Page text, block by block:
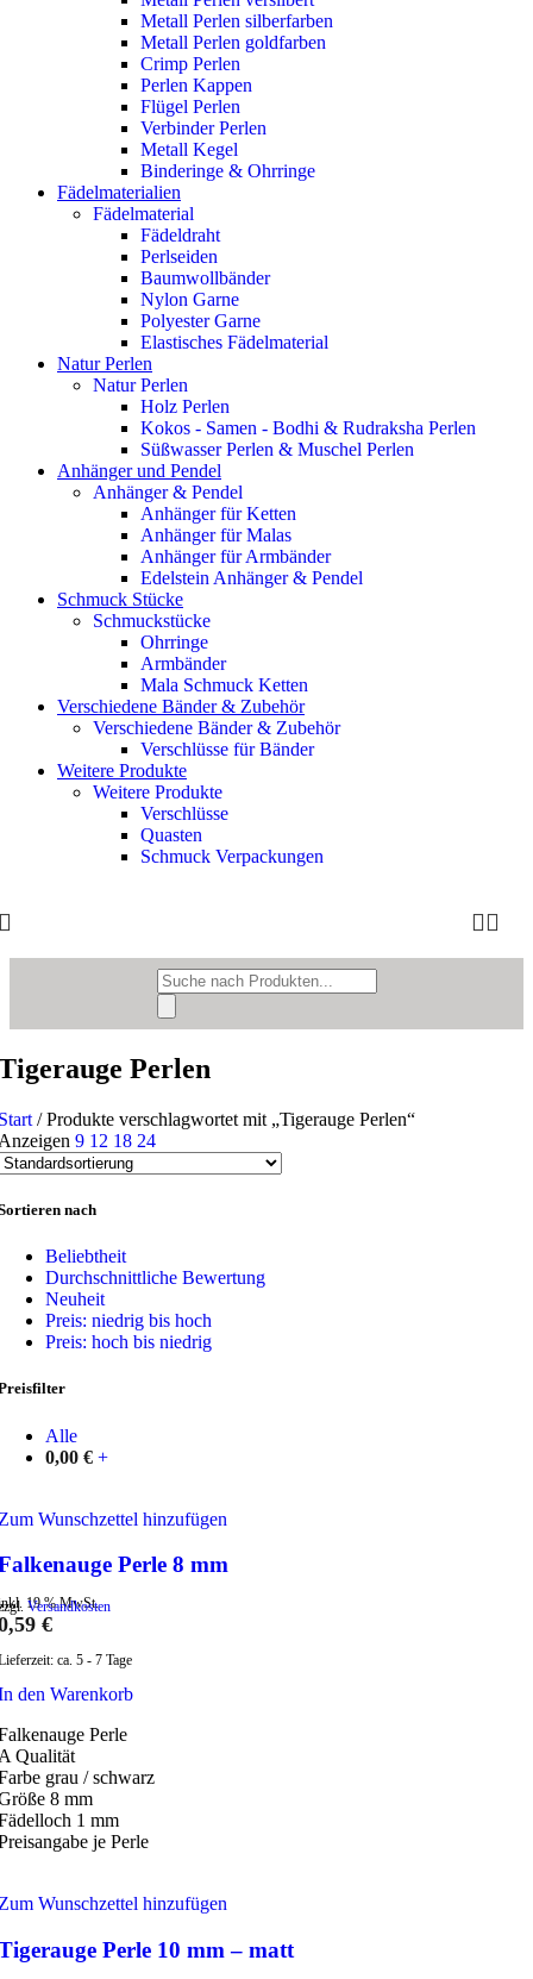
Metall Perlen silberfarben
Metall Perlen goldfarben
Crimp Perlen
Perlen Kappen
Flügel Perlen
Verbinder Perlen
Metall Kegel
Binderinge & Ohrringe
Fädelmaterialien
Fädelmaterial
Fädeldraht
Perlseiden
Baumwollbänder
Nylon Garne
Polyester Garne
Elastisches Fädelmaterial
Natur Perlen
Natur Perlen
Holz Perlen
Kokos - Samen - Bodhi & Rudraksha Perlen
Süßwasser Perlen & Muschel Perlen
Anhänger und Pendel
Anhänger & Pendel
Anhänger für Ketten
Anhänger für Malas
Anhänger für Armbänder
Edelstein Anhänger & Pendel
Schmuck Stücke
Schmuckstücke
Ohrringe
Armbänder
Mala Schmuck Ketten
Verschiedene Bänder & Zubehör
Verschiedene Bänder & Zubehör
Verschlüsse für Bänder
Weitere Produkte
Weitere Produkte
Verschlüsse
Quasten
Schmuck Verpackungen
Products
search
Perlen
/ Produkte verschlagwortet mit „Tigerauge Perlen“
9 12 18 24
nach
Beliebtheit
Durchschnittliche Bewertung
Neuheit
Preis: niedrig bis hoch
Preis: hoch bis niedrig
Alle
0,00 € +
Wunschzettel hinzufügen
Perle 8 mm
19 % MwSt.
Versandkosten
€
ca. 5 - 7 Tage
den Warenkorb
Perle
Qualität
grau / schwarz
8 mm
1 mm
je Perle
Wunschzettel hinzufügen
Perle 10 mm – matt